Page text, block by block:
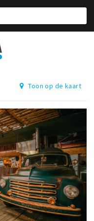
Toon op de kaart